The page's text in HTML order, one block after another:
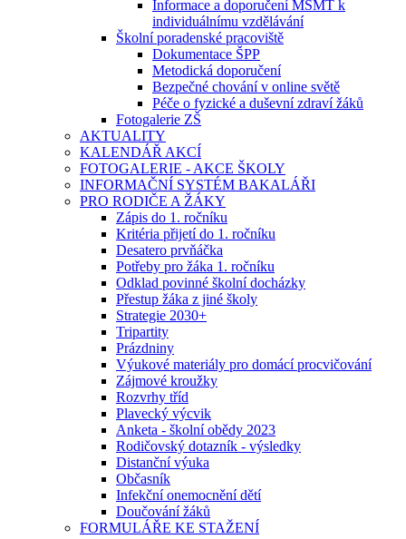
Informace a doporučení MŠMT k
individuálnímu vzdělávání
Školní poradenské pracoviště
Dokumentace ŠPP
Metodická doporučení
Bezpečné chování v online světě
Péče o fyzické a duševní zdraví žáků
Fotogalerie ZŠ
AKTUALITY
KALENDÁŘ AKCÍ
FOTOGALERIE - AKCE ŠKOLY
INFORMAČNÍ SYSTÉM BAKALÁŘI
PRO RODIČE A ŽÁKY
Zápis do 1. ročníku
Kritéria přijetí do 1. ročníku
Desatero prvňáčka
Potřeby pro žáka 1. ročníku
Odklad povinné školní docházky
Přestup žáka z jiné školy
Strategie 2030+
Tripartity
Prázdniny
Výukové materiály pro domácí procvičování
Zájmové kroužky
Rozvrhy tříd
Plavecký výcvik
Anketa - školní obědy 2023
Rodičovský dotazník - výsledky
Distanční výuka
Občasník
Infekční onemocnění dětí
Doučování žáků
FORMULÁŘE KE STAŽENÍ